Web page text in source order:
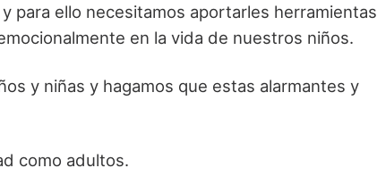
para ello necesitamos aportarles herramientas
en la vida de nuestros niños.
y niñas y hagamos que estas alarmantes y
como adultos.